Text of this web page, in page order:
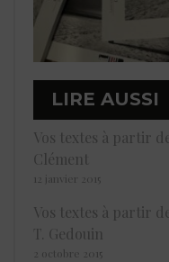
LIRE AUSSI
Vos textes à partir
Clément
12 janvier 2015
Vos textes à partir de
T. Gedouin
2 octobre 2015